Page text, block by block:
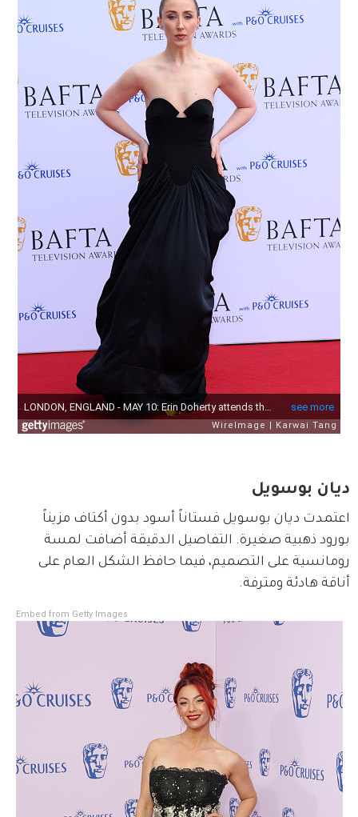
ديان بوسويل
اعتمدت ديان بوسويل فستاناً أسود بدون أكتاف مزيناً
بورود ذهبية صغيرة. التفاصيل الدقيقة أضافت لمسة
رومانسية على التصميم، فيما حافظ الشكل العام على
أناقة هادئة ومترفة.
Embed from Getty Images